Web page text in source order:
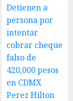
Detienen a
persona por
intentar
cobrar cheque
falso de
420,000 pesos
en CDMX
Perez Hilton